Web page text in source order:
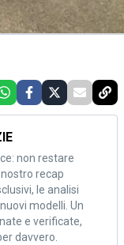
non restare
recap
le analisi
modelli. Un
e verificate,
davvero.